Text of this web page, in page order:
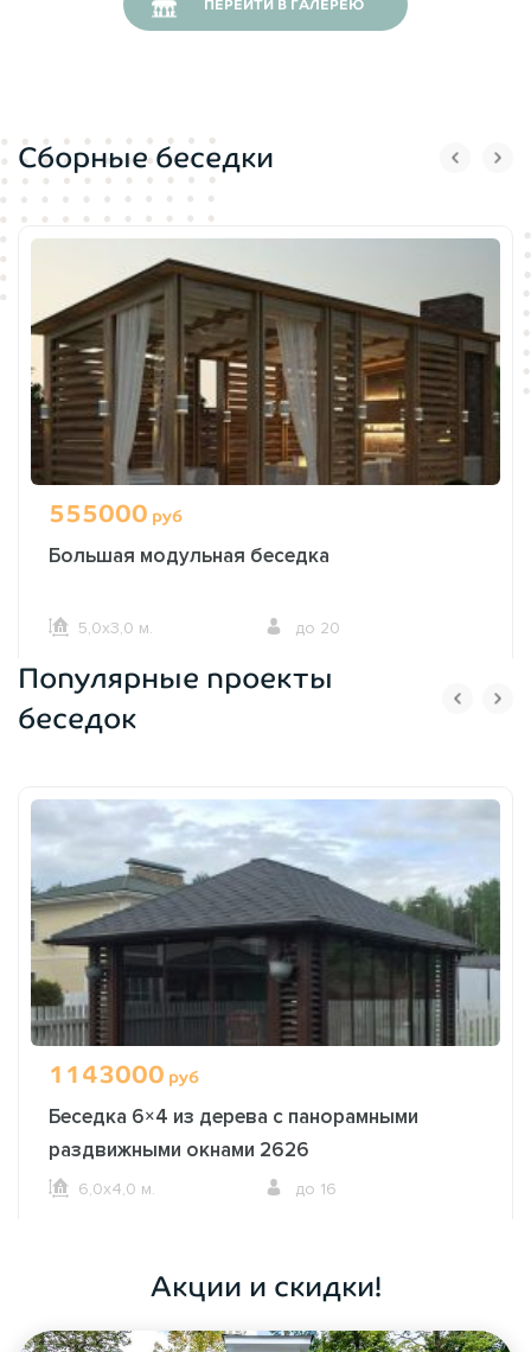
ПЕРЕЙТИ В ГАЛЕРЕЮ
Сборные беседки
555000 руб
Большая модульная беседка
5,0х3,0 м. до 20
ОФОРМИТЬ ЗАКАЗ
Популярные проекты
беседок
1143000 руб
Беседка 6×4 из дерева с панорамными
раздвижными окнами 2626
6,0х4,0 м. до 16
Акции и скидки!